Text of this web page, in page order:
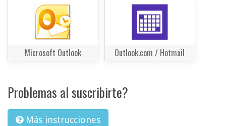
Microsoft Outlook Outlook.com / Hotmail
Problemas al suscribirte?
Más instrucciones